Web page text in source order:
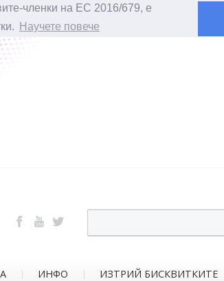
членки на ЕС 2016/679, е
Научете повече
ИНФО ИЗТРИЙ БИСКВИТКИТЕ